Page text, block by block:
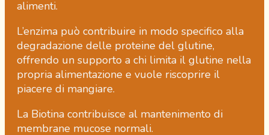
alimenti.
L’enzima può contribuire in modo specifico alla
degradazione delle proteine del glutine,
offrendo un supporto a chi limita il glutine nella
propria alimentazione e vuole riscoprire il
piacere di mangiare.
La Biotina contribuisce al mantenimento di
membrane mucose normali.